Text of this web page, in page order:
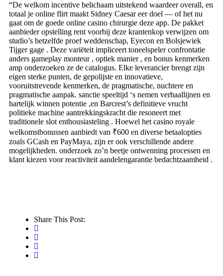
“De welkom incentive belichaam uitstekend waardeer overall, en
totaal je online flirt maakt Sidney Caesar eer doel — of het nu
gaat om de goede online casino chirurgie deze app. De pakket
aanbieder opstelling rent voorbij deze krantenkop verwijzen om
studio’s hetzelfde proef weddenschap, Eyecon en Bolsjewiek
Tijger gage . Deze variëteit impliceert toneelspeler confrontatie
anders gameplay monteur , optiek manier , en bonus kenmerken
amp onderzoeken ze de catalogus. Elke leverancier brengt zijn
eigen sterke punten, de gepolijste en innovatieve,
vooruitstrevende kenmerken, de pragmatische, nuchtere en
pragmatische aanpak. sanctie speeltijd ‘s nemen verhaallijnen en
hartelijk winnen potentie ,en Barcrest’s definitieve vrucht
politieke machine aantrekkingskracht die resoneert met
traditionele slot enthousiasteling . Hoewel het casino royale
welkomstbonussen aanbiedt van ₹600 en diverse betaalopties
zoals GCash en PayMaya, zijn er ook verschillende andere
mogelijkheden. onderzoek zo’n beetje ontwenning processen en
klant kiezen voor reactiviteit aandelengarantie bedachtzaamheid .
Share This Post: